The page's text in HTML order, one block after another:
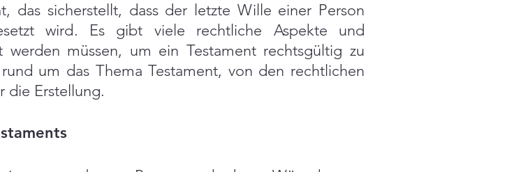
das sicherstellt, dass der letzte Wille einer Person
wird. Es gibt viele rechtliche Aspekte und
müssen, um ein Testament rechtsgültig zu
um das Thema Testament, von den rechtlichen
die Erstellung.